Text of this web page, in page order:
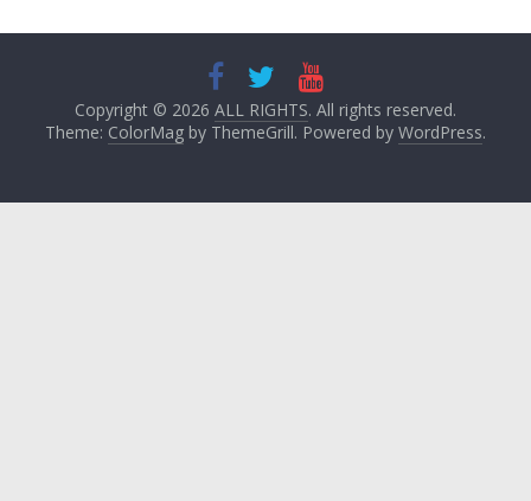
Copyright © 2026 ALL RIGHTS. All rights reserved.
Theme: ColorMagby ThemeGrill. Powered by WordPress.